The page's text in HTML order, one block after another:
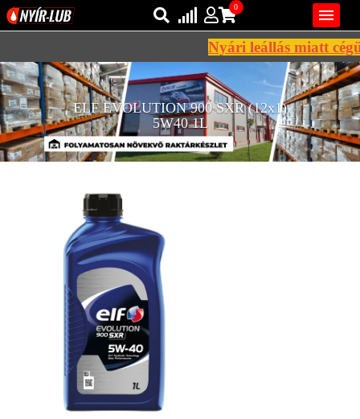
REGISZTRÁCIÓ
KENŐANYAGOK
VISZKOZITÁSOK
ADALÉKOK
SPECIÁLIS

Bejelentkezés
Regisztráció
0
AZ ÖN KOSARA ÜRES
Nyári leállás miatt
ELF EVOLUTION 900 SXR (12x1)
5W40 1L